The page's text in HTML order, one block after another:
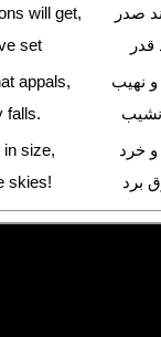
will get,
set
صدر
قدر
appals,
falls.
نهیب
نشیب
size,
skies!
خرد
برد